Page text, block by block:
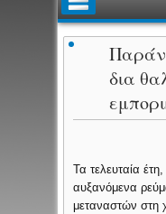
δια
Τα τελευταία
αυξανόμενα
μεταναστών στη